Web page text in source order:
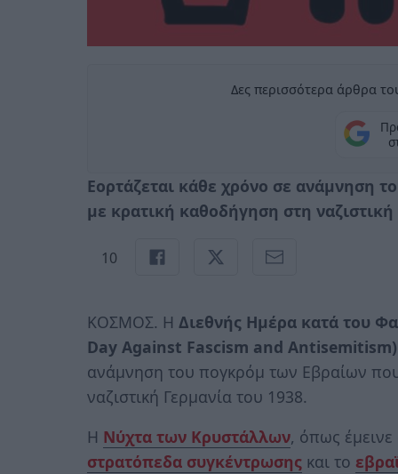
Δες περισσότερα άρθρα
Εορτάζεται κάθε χρόνο σε ανάμνηση
με κρατική καθοδήγηση στη ναζιστική
10
ΚΟΣΜΟΣ. Η Διεθνής Ημέρα κατά του
Day Against Fascism and Antisemitism)
ανάμνηση του πογκρόμ των Εβραίων
ναζιστική Γερμανία του 1938.
Η Νύχτα των Κρυστάλλων, όπως
στρατόπεδα συγκέντρωσης και το